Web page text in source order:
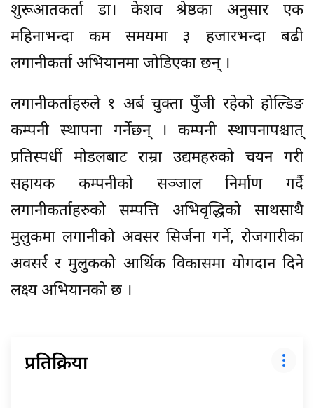
शुरूआतकर्ता डा। केशव श्रेष्ठका अनुसार एक
महिनाभन्दा कम समयमा ३ हजारभन्दा बढी
लगानीकर्ता अभियानमा जोडिएका छन् ।
लगानीकर्ताहरुले १ अर्ब चुक्ता पुँजी रहेको होल्डिङ
कम्पनी स्थापना गर्नेछन् । कम्पनी स्थापनापश्चात्
प्रतिस्पर्धी मोडलबाट राम्रा उद्यमहरुको चयन गरी
सहायक कम्पनीको सञ्जाल निर्माण गर्दै
लगानीकर्ताहरुको सम्पत्ति अभिवृद्धिको साथसाथै
मुलुकमा लगानीको अवसर सिर्जना गर्ने, रोजगारीका
अवसर्र र मुलुकको आर्थिक विकासमा योगदान दिने
लक्ष्य अभियानको छ ।
प्रतिक्रिया